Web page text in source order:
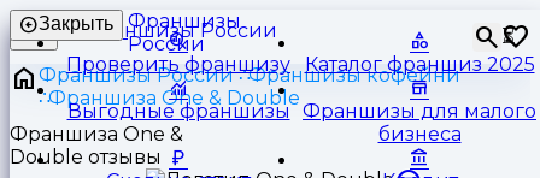
Франшизы
России
⏳
Закрыть
Проверить франшизу Каталог франшиз 2025
Выгодные франшизы Франшизы для малого
бизнеса
Франшизы России
Франшизы кофейни
Франшиза One & Double
Франшиза One &
Double отзывы